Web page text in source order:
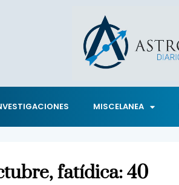
MISCELANEA
fatídica: 40